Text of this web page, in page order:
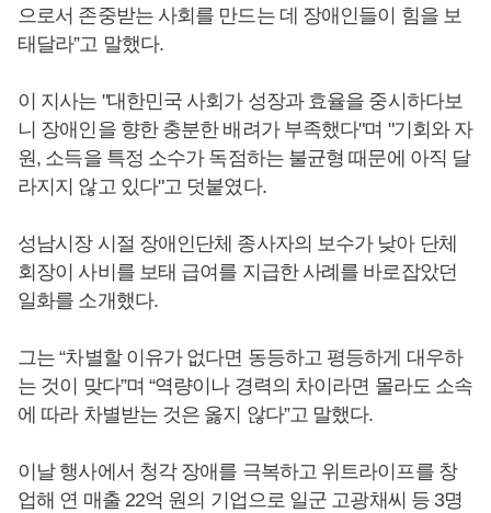
으로서 존중받는 사회를 만드는 데 장애인들이 힘을 보
태달라”고 말했다.
이 지사는 "대한민국 사회가 성장과 효율을 중시하다보
니 장애인을 향한 충분한 배려가 부족했다"며 "기회와 자
원, 소득을 특정 소수가 독점하는 불균형 때문에 아직 달
라지지 않고 있다"고 덧붙였다.
성남시장 시절 장애인단체 종사자의 보수가 낮아 단체
회장이 사비를 보태 급여를 지급한 사례를 바로잡았던
일화를 소개했다.
그는 “차별할 이유가 없다면 동등하고 평등하게 대우하
는 것이 맞다”며 “역량이나 경력의 차이라면 몰라도 소속
에 따라 차별받는 것은 옳지 않다”고 말했다.
이날 행사에서 청각 장애를 극복하고 위트라이프를 창
업해 연 매출 22억 원의 기업으로 일군 고광채씨 등 3명